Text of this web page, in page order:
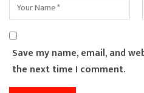
Save my name, email, and
the next time I comment.